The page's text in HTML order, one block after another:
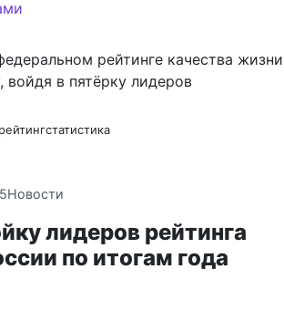
рейтинге качества
войдя в пятёрку лидеров
рейтингстатистика
Новости
лидеров рейтинга
по итогам года